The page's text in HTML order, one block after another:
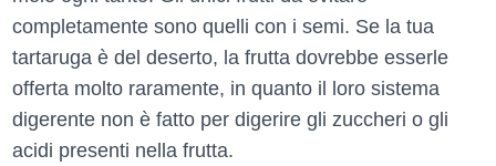
completamente sono quelli con i semi. Se la tua
tartaruga è del deserto, la frutta dovrebbe esserle
offerta molto raramente, in quanto il loro sistema
digerente non è fatto per digerire gli zuccheri o gli
acidi presenti nella frutta.